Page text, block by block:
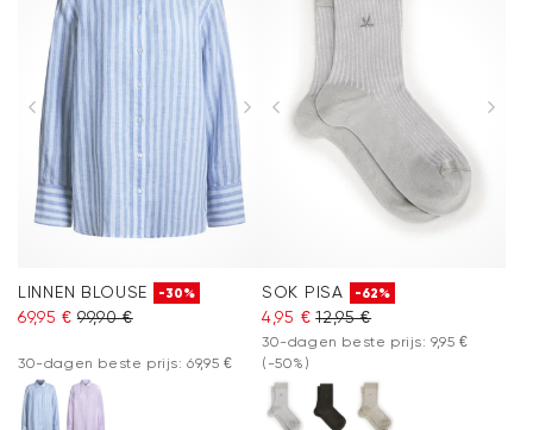
LINNEN BLOUSE -30%
69,95 € 99,90 €
30-dagen beste prijs: 69,95 €
SOK PISA -62%
4,95 € 12,95 €
30-dagen beste prijs: 9,95 €
(-50%)